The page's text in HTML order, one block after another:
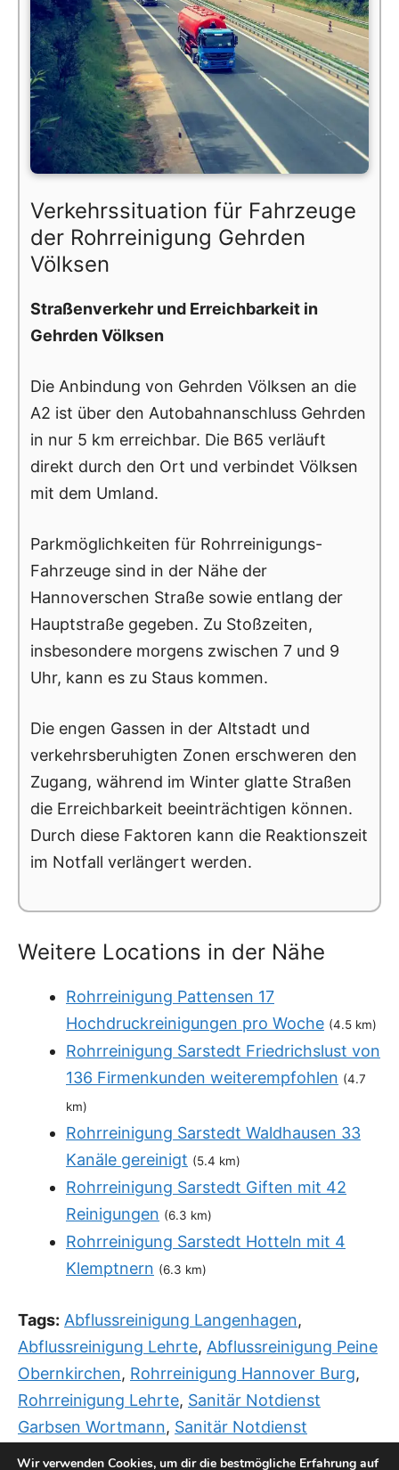
Verkehrssituation für Fahrzeuge
der Rohrreinigung Gehrden
Völksen
Straßenverkehr und Erreichbarkeit in
Gehrden Völksen
Die Anbindung von Gehrden Völksen an die
A2 ist über den Autobahnanschluss Gehrden
in nur 5 km erreichbar. Die B65 verläuft
direkt durch den Ort und verbindet Völksen
mit dem Umland.
Parkmöglichkeiten für Rohrreinigungs-
Fahrzeuge sind in der Nähe der
Hannoverschen Straße sowie entlang der
Hauptstraße gegeben. Zu Stoßzeiten,
insbesondere morgens zwischen 7 und 9
Uhr, kann es zu Staus kommen.
Die engen Gassen in der Altstadt und
verkehrsberuhigten Zonen erschweren den
Zugang, während im Winter glatte Straßen
die Erreichbarkeit beeinträchtigen können.
Durch diese Faktoren kann die Reaktionszeit
im Notfall verlängert werden.
Weitere Locations in der Nähe
Rohrreinigung Pattensen 17
Hochdruckreinigungen pro Woche (4.5 km)
Rohrreinigung Sarstedt Friedrichslust von
136 Firmenkunden weiterempfohlen (4.7
km)
Rohrreinigung Sarstedt Waldhausen 33
Kanäle gereinigt (5.4 km)
Rohrreinigung Sarstedt Giften mit 42
Reinigungen (6.3 km)
Rohrreinigung Sarstedt Hotteln mit 4
Klemptnern (6.3 km)
Tags: Abflussreinigung Langenhagen,
Abflussreinigung Lehrte, Abflussreinigung Peine
Obernkirchen, Rohrreinigung Hannover Burg,
Rohrreinigung Lehrte, Sanitär Notdienst
Garbsen Wortmann, Sanitär Notdienst
Wir verwenden Cookies, um dir die bestmögliche Erfahrung auf